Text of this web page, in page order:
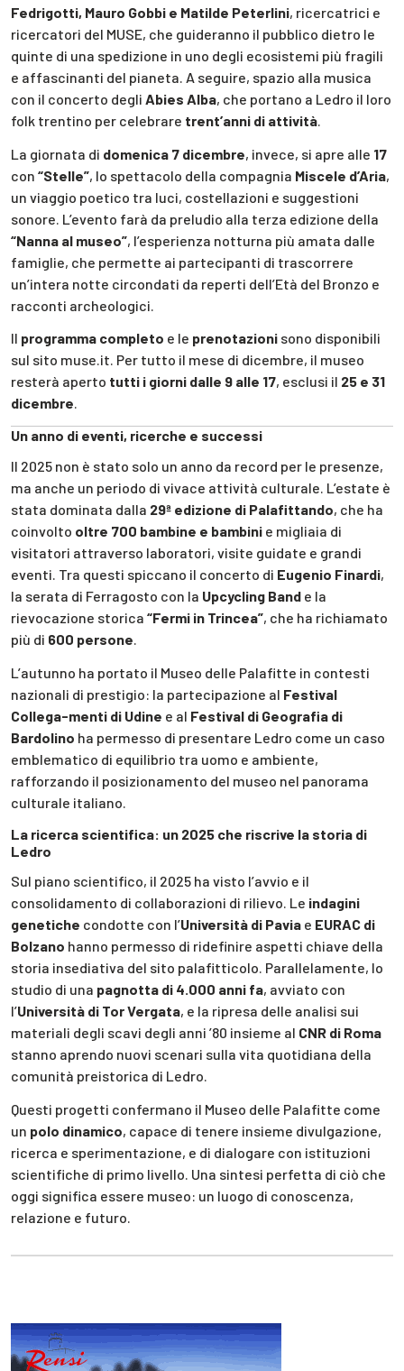
Fedrigotti, Mauro Gobbi e Matilde Peterlini, ricercatrici e
ricercatori del MUSE, che guideranno il pubblico dietro le
quinte di una spedizione in uno degli ecosistemi più fragili
e affascinanti del pianeta. A seguire, spazio alla musica
con il concerto degli Abies Alba, che portano a Ledro il loro
folk trentino per celebrare trent’anni di attività
La giornata di domenica 7 dicembre, invece, si apre alle 17
con “Stelle”, lo spettacolo della compagnia Miscele d’Aria,
un viaggio poetico tra luci, costellazioni e suggestioni
sonore. L’evento farà da preludio alla terza edizione della
“Nanna al museo”, l’esperienza notturna più amata dalle
famiglie, che permette ai partecipanti di trascorrere
un’intera notte circondati da reperti dell’Età del Bronzo e
racconti archeologici.
Il programma completo e le prenotazioni sono disponibili
sul sito muse.it. Per tutto il mese di dicembre, il museo
resterà aperto tutti i giorni dalle 9 alle 17, esclusi il 25 e 31
dicembre.
Un anno di eventi, ricerche e successi
Il 2025 non è stato solo un anno da record per le presenze,
ma anche un periodo di vivace attività culturale. L’estate è
stata dominata dalla 29ª edizione di Palafittando, che ha
coinvolto oltre 700 bambine e bambini e migliaia di
visitatori attraverso laboratori, visite guidate e grandi
eventi. Tra questi spiccano il concerto di Eugenio Finardi,
la serata di Ferragosto con la Upcycling Band e la
rievocazione storica “Fermi in Trincea”, che ha richiamato
più di 600 persone.
L’autunno ha portato il Museo delle Palafitte in contesti
nazionali di prestigio: la partecipazione al Festival
Collega-menti di Udine e al Festival di Geografia di
Bardolino ha permesso di presentare Ledro come un caso
emblematico di equilibrio tra uomo e ambiente,
rafforzando il posizionamento del museo nel panorama
culturale italiano.
La ricerca scientifica: un 2025 che riscrive la storia di
Ledro
Sul piano scientifico, il 2025 ha visto l’avvio e il
consolidamento di collaborazioni di rilievo. Le indagini
genetiche condotte con l’Università di Pavia e EURAC di
Bolzano hanno permesso di ridefinire aspetti chiave della
storia insediativa del sito palafitticolo. Parallelamente, lo
studio di una pagnotta di 4.000 anni fa, avviato con
l’Università di Tor Vergata, e la ripresa delle analisi sui
materiali degli scavi degli anni ’80 insieme al CNR di Roma
stanno aprendo nuovi scenari sulla vita quotidiana della
comunità preistorica di Ledro.
Questi progetti confermano il Museo delle Palafitte come
un polo dinamico, capace di tenere insieme divulgazione,
ricerca e sperimentazione, e di dialogare con istituzioni
scientifiche di primo livello. Una sintesi perfetta di ciò che
oggi significa essere museo: un luogo di conoscenza,
relazione e futuro.